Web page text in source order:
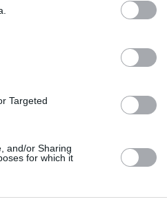
Targeted
and/or Sharing
for which it
de stat.
îi ajută
ai